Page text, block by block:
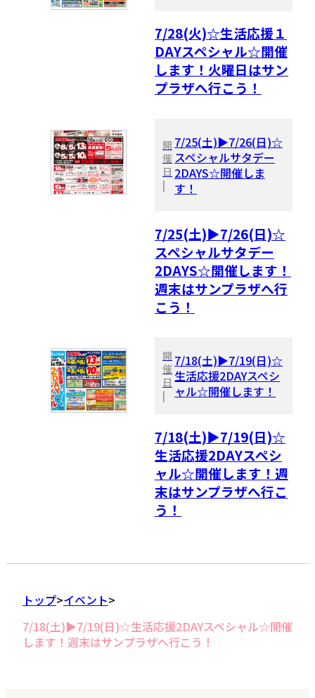
7/28(火)☆生活応援１
DAYスペシャル☆開催
します！火曜日はサン
プラザへ行こう！
開
催
日
|
7/25(土)▶7/26(日)☆
スペシャルサタデー
2DAYS☆開催しま
す！
7/25(土)▶7/26(日)☆
スペシャルサタデー
2DAYS☆開催します！
週末はサンプラザへ行
こう！
開
催
日
|
7/18(土)▶7/19(日)☆
生活応援2DAYスペシ
ャル☆開催します！
7/18(土)▶7/19(日)☆
生活応援2DAYスペシ
ャル☆開催します！週
末はサンプラザへ行こ
う！
トップ イベント
7/18(土)▶7/19(日)☆生活応援2DAYスペシャル☆開催
します！週末はサンプラザへ行こう！